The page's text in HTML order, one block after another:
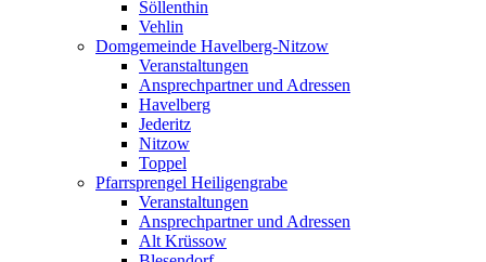
Söllenthin
Vehlin
Domgemeinde Havelberg-Nitzow
Veranstaltungen
Ansprechpartner und Adressen
Havelberg
Jederitz
Nitzow
Toppel
Pfarrsprengel Heiligengrabe
Veranstaltungen
Ansprechpartner und Adressen
Alt Krüssow